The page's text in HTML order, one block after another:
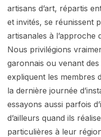
artisans d’art, répartis
et invités, se réunissent
artisanales à l’approche
Nous privilégions
garonnais ou venant
expliquent les membres
la dernière journée
essayons aussi parfois
d’ailleurs quand ils
particulières à leur